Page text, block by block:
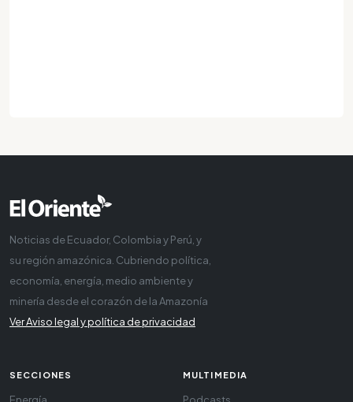
Noticias de Ecuador, Colombia y Perú, y
su región amazónica. Cubriendo política,
economía, energía, medio ambiente y
minería desde el corazón de la Amazonía
Ver Aviso legal y política de privacidad
SECCIONES MULTIMEDIA